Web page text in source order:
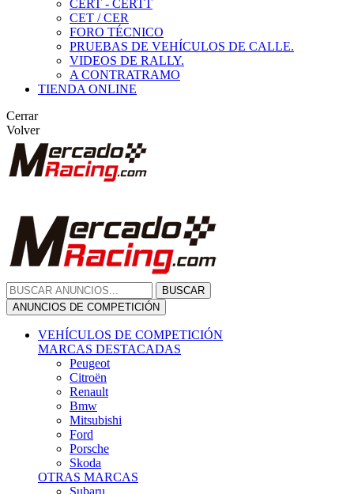
CERT - CERTT
CET / CER
FORO TÉCNICO
PRUEBAS DE VEHÍCULOS DE CALLE.
VIDEOS DE RALLY.
A CONTRATRAMO
TIENDA ONLINE
Cerrar
Volver
BUSCAR
ANUNCIOS DE COMPETICIÓN
VEHÍCULOS DE COMPETICIÓN
MARCAS DESTACADAS
Peugeot
Citroën
Renault
Bmw
Mitsubishi
Ford
Porsche
Skoda
OTRAS MARCAS
Subaru
Seat